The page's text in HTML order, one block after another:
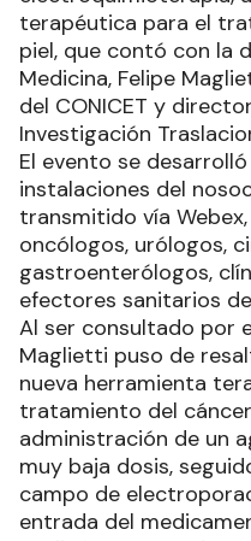
terapéutica para el
piel, que contó con la
Medicina, Felipe
del CONICET y
Investigación
El evento se
instalaciones del
transmitido vía
oncólogos, urólogos,
gastroenterólogos,
efectores sanitarios
Al ser consultado por
Maglietti puso de
nueva herramienta
tratamiento del
administración de un
muy baja dosis,
campo de
entrada del